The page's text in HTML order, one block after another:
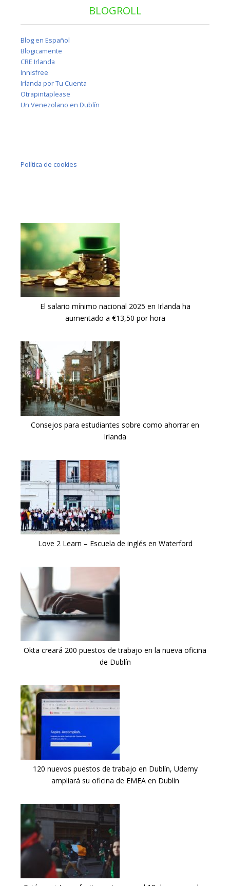
BLOGROLL
Blog en Español
Blogicamente
CRE Irlanda
Innisfree
Irlanda por Tu Cuenta
Otrapintaplease
Un Venezolano en Dublín
Política de cookies
El salario mínimo nacional 2025 en Irlanda ha
aumentado a €13,50 por hora
Consejos para estudiantes sobre como ahorrar en
Irlanda
Love 2 Learn – Escuela de inglés en Waterford
Okta creará 200 puestos de trabajo en la nueva oficina
de Dublín
120 nuevos puestos de trabajo en Dublín, Udemy
ampliará su oficina de EMEA en Dublín